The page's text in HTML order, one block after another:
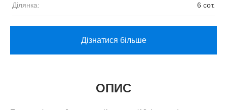
Ділянка: 6 сот.
Дізнатися більше
ОПИС